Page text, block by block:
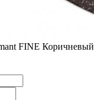
FINE Коричневый